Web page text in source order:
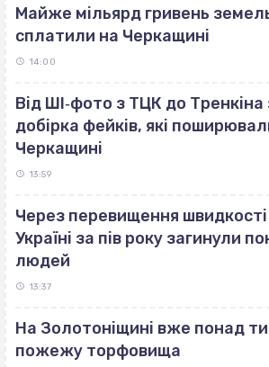
Майже мільярд гривень
сплатили на Черкащині
14:00
Від ШІ‐фото з ТЦК до
добірка фейків, які
Черкащині
13:59
Через перевищення
Україні за пів року загинули
людей
13:37
На Золотоніщині вже понад
пожежу торфовища